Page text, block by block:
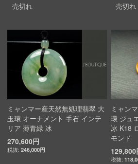
売切れ 売切れ
ミャンマー産天然無処理翡翠 大
玉環 オーナメント 手石 インテ
リア 薄青緑 冰
270,600円
246,000円
ミャン
環 ジュ
冰 K18
モンド
129,800